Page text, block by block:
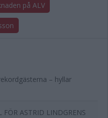
på ALV
– hyllar
FÖR ASTRID LINDGRENS